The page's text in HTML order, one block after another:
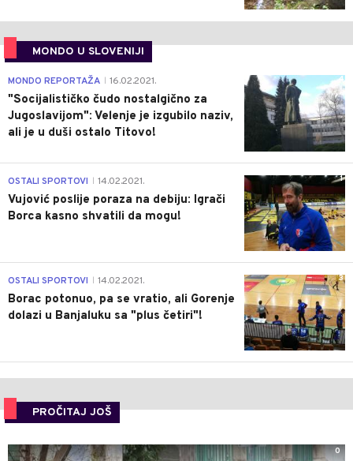
MONDO U SLOVENIJI
4
MONDO REPORTAŽA 16.02.2021.
"Socijalističko čudo nostalgično za
Jugoslavijom": Velenje je izgubilo naziv,
ali je u duši ostalo Titovo!
1
OSTALI SPORTOVI 14.02.2021.
Vujović poslije poraza na debiju: Igrači
Borca kasno shvatili da mogu!
3
OSTALI SPORTOVI 14.02.2021.
Borac potonuo, pa se vratio, ali Gorenje
dolazi u Banjaluku sa "plus četiri"!
PROČITAJ JOŠ
0